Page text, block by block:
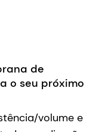
para
miniaturização.
fino (16